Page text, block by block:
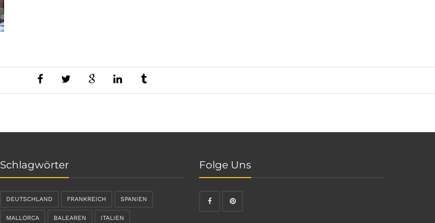
Schlagwörter
DEUTSCHLAND FRANKREICH SPANIEN
MALLORCA BALEAREN ITALIEN
Folge Uns